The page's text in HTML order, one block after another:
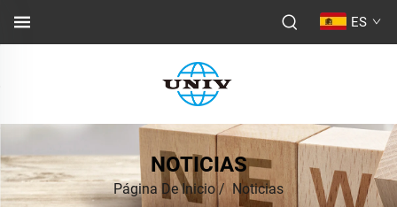
ES
NOTICIAS
Página De Inicio/ Noticias